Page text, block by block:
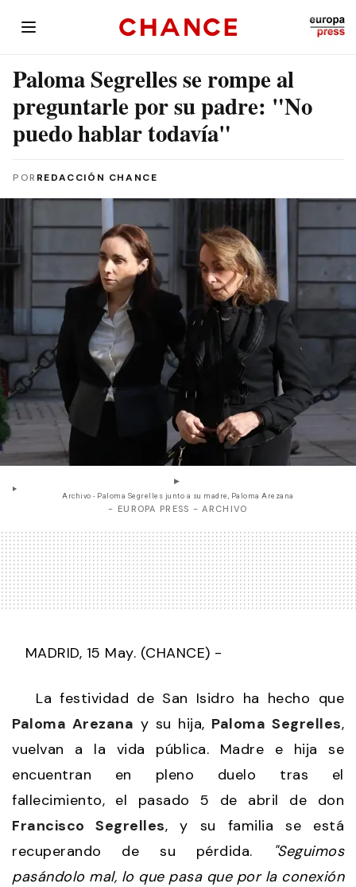
Paloma Segrelles se rompe al
preguntarle por su padre: "No
puedo hablar todavía"
POR REDACCIÓN CHANCE
Archivo - Paloma Segrelles junto a su madre, Paloma Arezana
- EUROPA PRESS - ARCHIVO
MADRID, 15 May. (CHANCE) -
La festividad de San Isidro ha hecho que
Paloma Arezana y su hija, Paloma Segrelles,
vuelvan a la vida pública. Madre e hija se
encuentran en pleno duelo tras el
fallecimiento, el pasado 5 de abril de don
Francisco Segrelles, y su familia se está
recuperando de su pérdida.
"Seguimos
pasándolo mal, lo que pasa que por la conexión